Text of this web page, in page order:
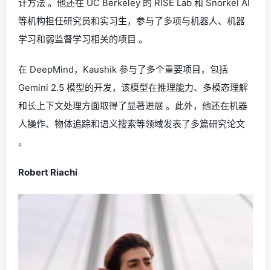
计方法 。他还在 UC Berkeley 的 RISE Lab 和 Snorkel AI
等机构担任研究员和实习生，参与了多项与机器人、机器
学习和弱监督学习相关的项目 。
在 DeepMind，Kaushik 参与了多个重要项目，包括
Gemini 2.5 模型的开发，该模型在推理能力、多模态理解
和长上下文处理方面取得了显著进展 。此外，他还在机器
人操作、物体追踪和语义搜索等领域发表了多篇研究论文
。
Robert Riachi